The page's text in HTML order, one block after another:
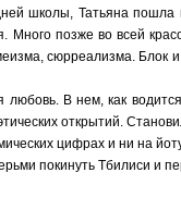
школы, Татьяна
позже во всей
сюрреализма.
любовь. В нем, как
открытий.
цифрах и ни на
покинуть Тбилиси и